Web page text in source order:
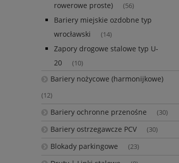
rowerowe proste)
(56)
Bariery miejskie ozdobne typ
wrocławski
(14)
Zapory drogowe stalowe typ U-
20
(10)
Bariery nożycowe (harmonijkowe)
(12)
Bariery ochronne przenośne (30)
Bariery ostrzegawcze PCV (30)
Blokady parkingowe (23)